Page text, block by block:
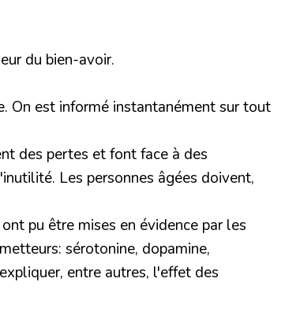
du bien-avoir.
On est informé instantanément sur tout
des pertes et font face à des
Les personnes âgées doivent,
pu être mises en évidence par les
sérotonine, dopamine,
entre autres, l'effet des